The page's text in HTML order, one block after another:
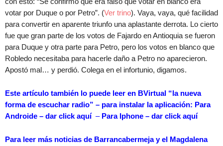
votar por Duque o por Petro”. (Ver trino). Vaya, vaya, qué facilidad
para convertir en aparente triunfo una aplastante derrota. Lo cierto
fue que gran parte de los votos de Fajardo en Antioquia se fueron
para Duque y otra parte para Petro, pero los votos en blanco que
Robledo necesitaba para hacerle daño a Petro no aparecieron.
Apostó mal… y perdió. Colega en el infortunio, digamos.
Este artículo también lo puede leer en BVirtual “la nueva
forma de escuchar radio” – para instalar la aplicación: Para
Androide – dar click aquí – Para Iphone – dar click aquí
Para leer más noticias de Barrancabermeja y el Magdalena